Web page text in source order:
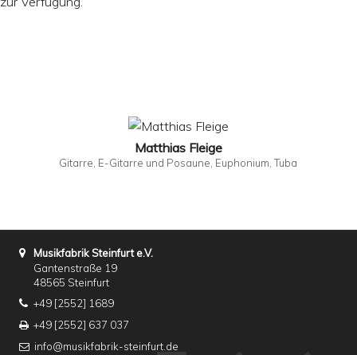
Matthias Fleige
Gitarre, E-Gitarre und Posaune, Euphonium, Tuba
Musikfabrik Steinfurt e.V.
Gantenstraße 19
48565 Steinfurt
+49 [2552] 1689
+49 [2552] 637 037
info@musikfabrik-steinfurt.de